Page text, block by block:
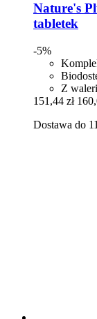
Nature's
tabletek
-5%
Z
151,44 zł
Dostawa do